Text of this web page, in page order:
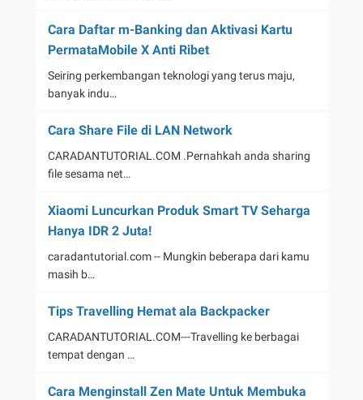
Cara Daftar m-Banking dan Aktivasi Kartu
PermataMobile X Anti Ribet
Seiring perkembangan teknologi yang terus maju,
banyak indu…
Cara Share File di LAN Network
CARADANTUTORIAL.COM .Pernahkah anda sharing
file sesama net…
Xiaomi Luncurkan Produk Smart TV Seharga
Hanya IDR 2 Juta!
caradantutorial.com -- Mungkin beberapa dari kamu
masih b…
Tips Travelling Hemat ala Backpacker
CARADANTUTORIAL.COM---Travelling ke berbagai
tempat dengan …
Cara Menginstall Zen Mate Untuk Membuka